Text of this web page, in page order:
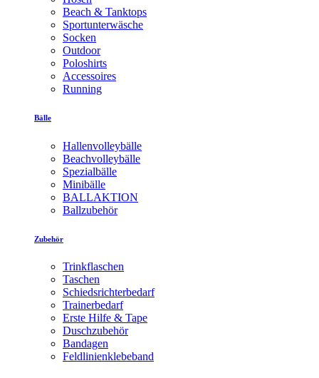
Beach & Tanktops
Sportunterwäsche
Socken
Outdoor
Poloshirts
Accessoires
Running
Bälle
Hallenvolleybälle
Beachvolleybälle
Spezialbälle
Minibälle
BALLAKTION
Ballzubehör
Zubehör
Trinkflaschen
Taschen
Schiedsrichterbedarf
Trainerbedarf
Erste Hilfe & Tape
Duschzubehör
Bandagen
Feldlinienklebeband